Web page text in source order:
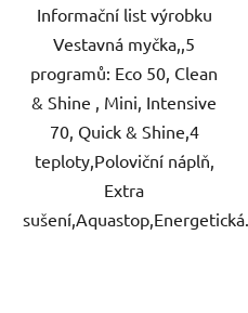
Informační list výrobku
Vestavná myčka,,5
programů: Eco 50, Clean
& Shine , Mini, Intensive
70, Quick & Shine,4
teploty,Poloviční náplň,
Extra
sušení,Aquastop,Energetická...